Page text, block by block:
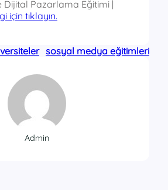
Dijital Pazarlama Eğitimi |
için tıklayın.
sosyal medya eğitimleri
Admin